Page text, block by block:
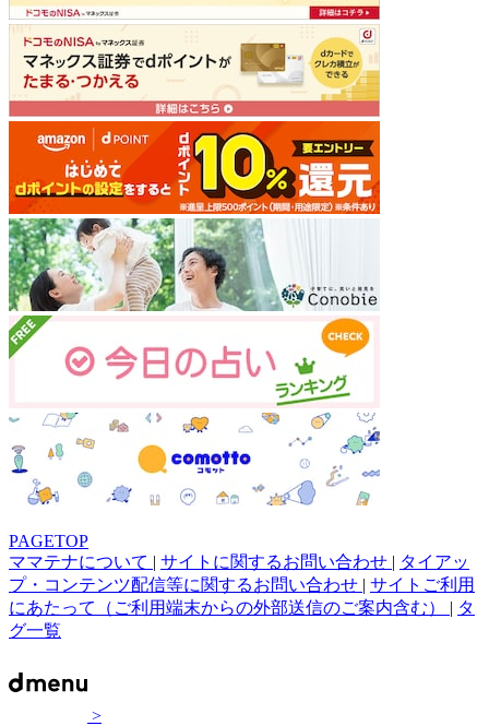
PAGETOP
ママテナについて | サイトに関するお問い合わせ | タイアッ
プ・コンテンツ配信等に関するお問い合わせ | サイトご利用
にあたって（ご利用端末からの外部送信のご案内含む） | タ
グ一覧
>